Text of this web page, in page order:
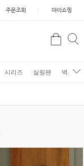
주문조회 마이쇼핑
검
시리즈 실링팬 벽조명